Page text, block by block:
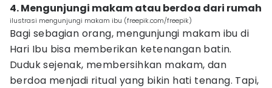
4. Mengunjungi makam atau berdoa dari rumah
ilustrasi mengunjungi makam ibu (freepik.com/freepik)
Bagi sebagian orang, mengunjungi makam ibu di
Hari Ibu bisa memberikan ketenangan batin.
Duduk sejenak, membersihkan makam, dan
berdoa menjadi ritual yang bikin hati tenang. Tapi,